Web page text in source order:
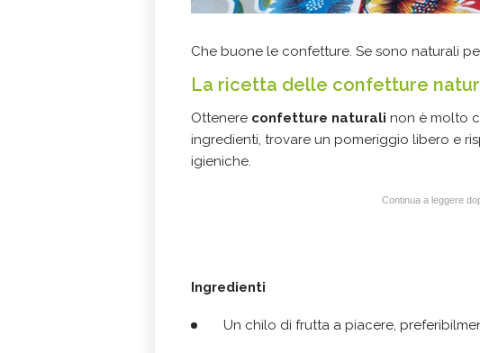
Che buone le confetture. Se sono naturali
La ricetta delle confetture
Ottenere confetture naturali non è molto
ingredienti, trovare un pomeriggio libero e
igieniche.
Continua a leggere
Ingredienti
Un chilo di frutta a piacere,